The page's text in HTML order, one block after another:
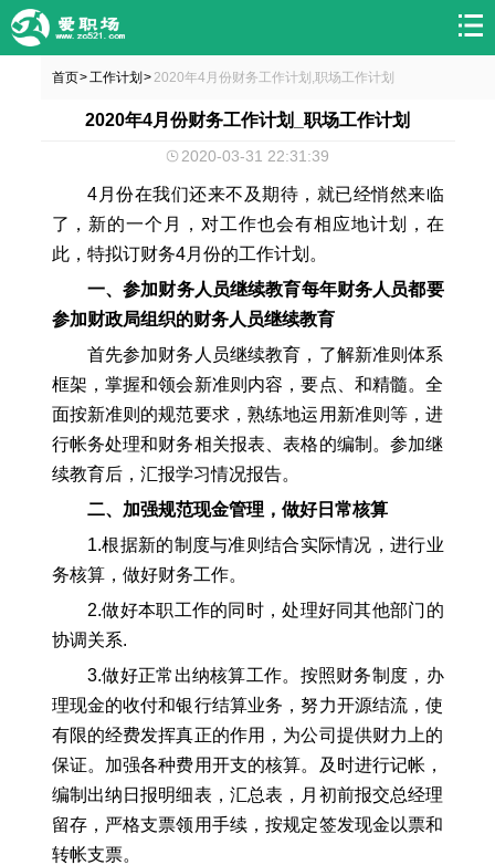
首页> 工作计划> 2020年4月份财务工作计划,职场工作计划
2020年4月份财务工作计划_职场工作计划
2020-03-31 22:31:39
4月份在我们还来不及期待，就已经悄然来临
了，新的一个月，对工作也会有相应地计划，在
此，特拟订财务4月份的工作计划。
一、参加财务人员继续教育每年财务人员都要
参加财政局组织的财务人员继续教育
首先参加财务人员继续教育，了解新准则体系
框架，掌握和领会新准则内容，要点、和精髓。全
面按新准则的规范要求，熟练地运用新准则等，进
行帐务处理和财务相关报表、表格的编制。参加继
续教育后，汇报学习情况报告。
二、加强规范现金管理，做好日常核算
1.根据新的制度与准则结合实际情况，进行业
务核算，做好财务工作。
2.做好本职工作的同时，处理好同其他部门的
协调关系.
3.做好正常出纳核算工作。按照财务制度，办
理现金的收付和银行结算业务，努力开源结流，使
有限的经费发挥真正的作用，为公司提供财力上的
保证。加强各种费用开支的核算。及时进行记帐，
编制出纳日报明细表，汇总表，月初前报交总经理
留存，严格支票领用手续，按规定签发现金以票和
转帐支票。